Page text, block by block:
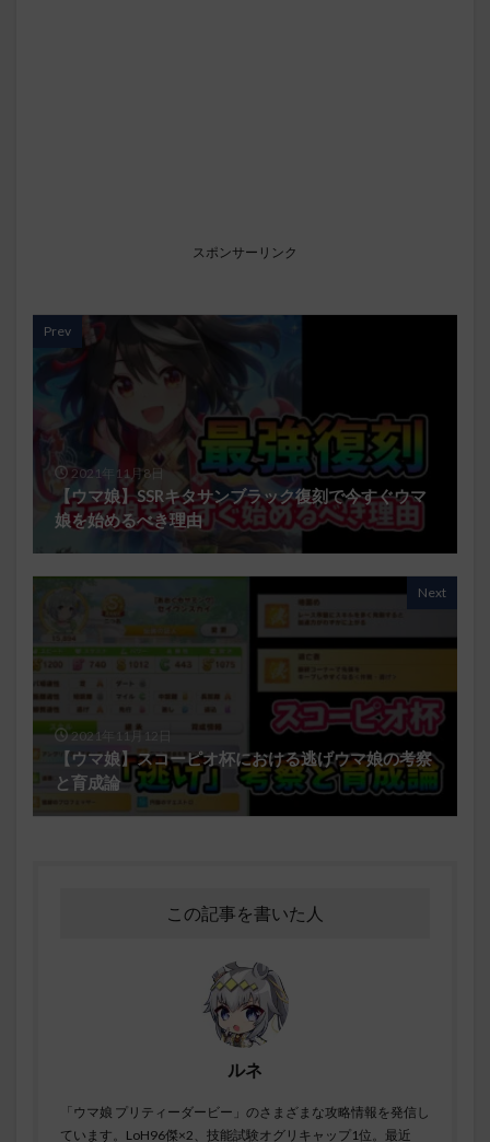
スポンサーリンク
Prev
2021年11月8日
【ウマ娘】SSRキタサンブラック復刻で今すぐウマ
娘を始めるべき理由
Next
2021年11月12日
【ウマ娘】スコーピオ杯における逃げウマ娘の考察
と育成論
この記事を書いた人
ルネ
「ウマ娘 プリティーダービー」のさまざまな攻略情報を発信し
ています。LoH96傑×2、技能試験オグリキャップ1位。最近